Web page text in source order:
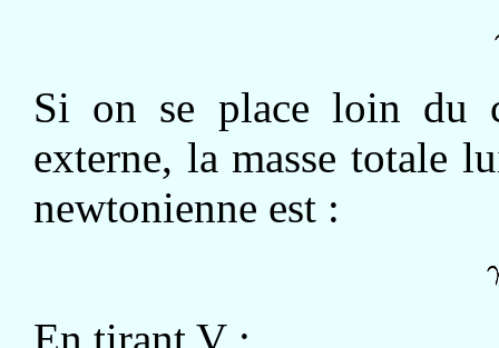
Si on se place loin du
externe, la masse totale
newtonienne est :